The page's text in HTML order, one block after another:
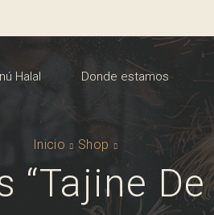
Halal Donde estamos
Inicio Shop
“tajine